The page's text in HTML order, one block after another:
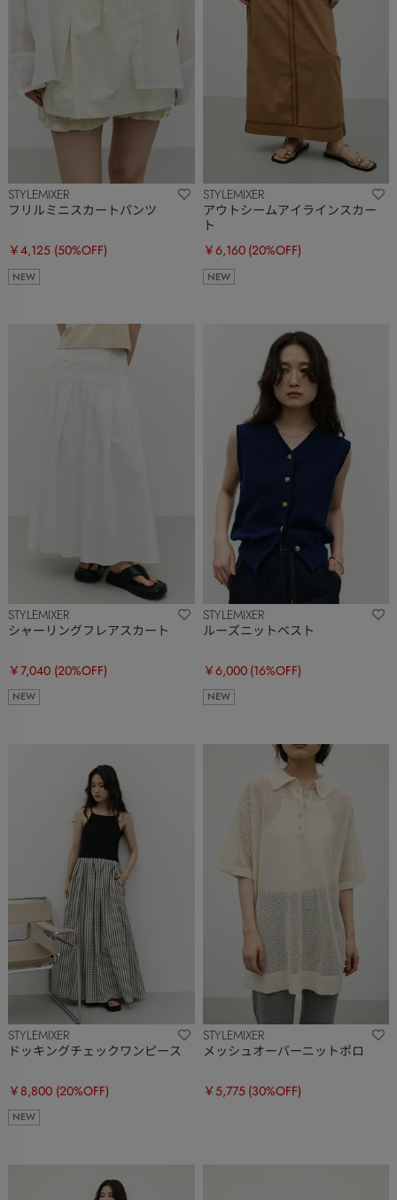
STYLEMIXER
フリルミニスカートパンツ
￥4,125 (50%OFF)
NEW
STYLEMIXER
アウトシームアイラインスカー
ト
￥6,160 (20%OFF)
NEW
STYLEMIXER
シャーリングフレアスカート
￥7,040 (20%OFF)
NEW
STYLEMIXER
ルーズニットベスト
￥6,000 (16%OFF)
NEW
STYLEMIXER
ドッキングチェックワンピース
￥8,800 (20%OFF)
NEW
STYLEMIXER
メッシュオーバーニットポロ
￥5,775 (30%OFF)